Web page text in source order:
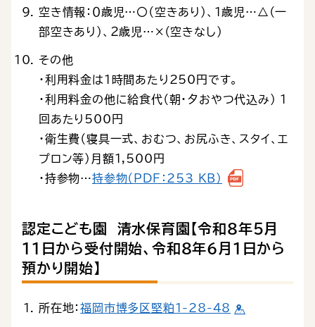
空き情報：０歳児…〇（空きあり）、1歳児…△（一
部空きあり）、２歳児…×（空きなし）
その他
・利用料金は１時間あたり250円です。
・利用料金の他に給食代（朝・夕おやつ代込み） 1
回あたり500円
・衛生費（寝具一式、おむつ、お尻ふき、スタイ、エ
プロン等）月額1,500円
・持参物…持参物（PDF：253 KB）
認定こども園 清水保育園【令和８年５月
11日から 受付開始、令和８年６月１日から
預かり開始】
所在地：福岡市博多区堅粕1-28-48